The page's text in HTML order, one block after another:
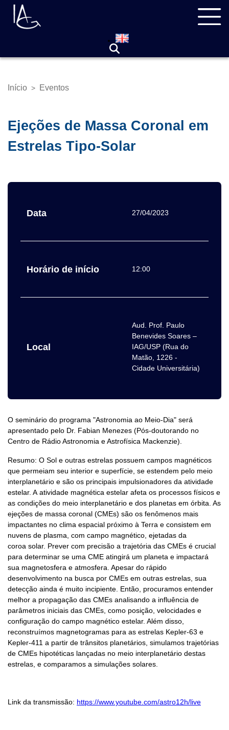
Pular
para
Trilha
Início > Eventos
Ejeções de Massa Coronal em
Estrelas Tipo-Solar
Data 27/04/2023
Horário de início 12:00
Local
Aud. Prof. Paulo
Benevides Soares –
IAG/USP (Rua do
Matão, 1226 -
Cidade Universitária)
O seminário do programa "Astronomia ao Meio-Dia" será
apresentado pelo Dr. Fabian Menezes (Pós-doutorando no
Centro de Rádio Astronomia e Astrofísica Mackenzie).
Resumo: O Sol e outras estrelas possuem campos magnéticos
que permeiam seu interior e superfície, se estendem pelo meio
interplanetário e são os principais impulsionadores da atividade
estelar. A atividade magnética estelar afeta os processos físicos e
as condições do meio interplanetário e dos planetas em órbita. As
ejeções de massa coronal (CMEs) são os fenômenos mais
impactantes no clima espacial próximo à Terra e consistem em
nuvens de plasma, com campo magnético, ejetadas da
coroa solar. Prever com precisão a trajetória das CMEs é crucial
para determinar se uma CME atingirá um planeta e impactará
sua magnetosfera e atmosfera. Apesar do rápido
desenvolvimento na busca por CMEs em outras estrelas, sua
detecção ainda é muito incipiente. Então, procuramos entender
melhor a propagação das CMEs analisando a influência de
parâmetros iniciais das CMEs, como posição, velocidades e
configuração do campo magnético estelar. Além disso,
reconstruímos magnetogramas para as estrelas Kepler-63 e
Kepler-411 a partir de trânsitos planetários, simulamos trajetórias
de CMEs hipotéticas lançadas no meio interplanetário destas
estrelas, e comparamos a simulações solares.
Link da transmissão: https://www.youtube.com/astro12h/live